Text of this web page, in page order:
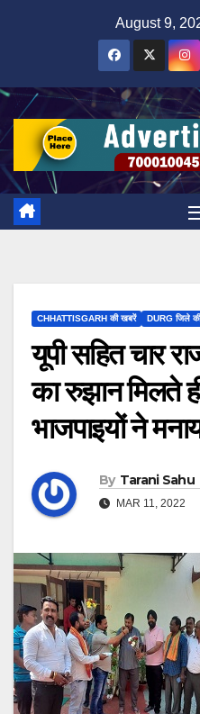
August 9,
CHHATTISGARH की खबरें DURG जिले
यूपी सहित चार
का रुझान मिलते
भाजपाइयों ने
By Tarani Sahu
MAR 11, 2022